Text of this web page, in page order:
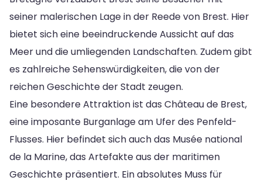
seiner malerischen Lage in der Reede von Brest. Hier
bietet sich eine beeindruckende Aussicht auf das
Meer und die umliegenden Landschaften. Zudem gibt
es zahlreiche Sehenswürdigkeiten, die von der
reichen Geschichte der Stadt zeugen.
Eine besondere Attraktion ist das Château de Brest,
eine imposante Burganlage am Ufer des Penfeld-
Flusses. Hier befindet sich auch das Musée national
de la Marine, das Artefakte aus der maritimen
Geschichte präsentiert. Ein absolutes Muss für